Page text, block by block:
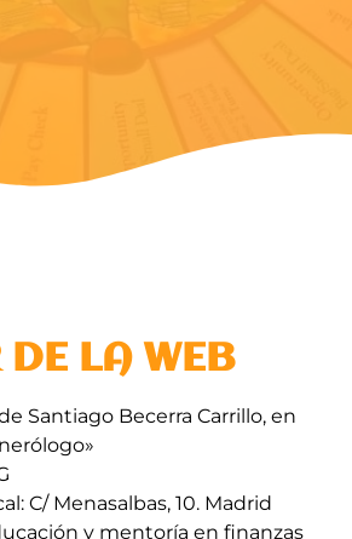
LA WEB
Santiago Becerra Carrillo, en
C/ Menasalbas, 10. Madrid
y mentoría en finanzas